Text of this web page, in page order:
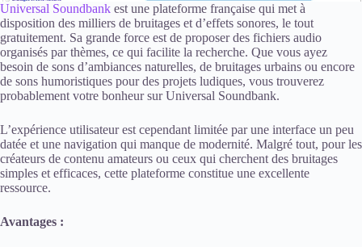
Universal Soundbank est une plateforme française qui met à
disposition des milliers de bruitages et d’effets sonores, le tout
gratuitement. Sa grande force est de proposer des fichiers audio
organisés par thèmes, ce qui facilite la recherche. Que vous ayez
besoin de sons d’ambiances naturelles, de bruitages urbains ou encore
de sons humoristiques pour des projets ludiques, vous trouverez
probablement votre bonheur sur Universal Soundbank.
L’expérience utilisateur est cependant limitée par une interface un peu
datée et une navigation qui manque de modernité. Malgré tout, pour les
créateurs de contenu amateurs ou ceux qui cherchent des bruitages
simples et efficaces, cette plateforme constitue une excellente
ressource.
Avantages :